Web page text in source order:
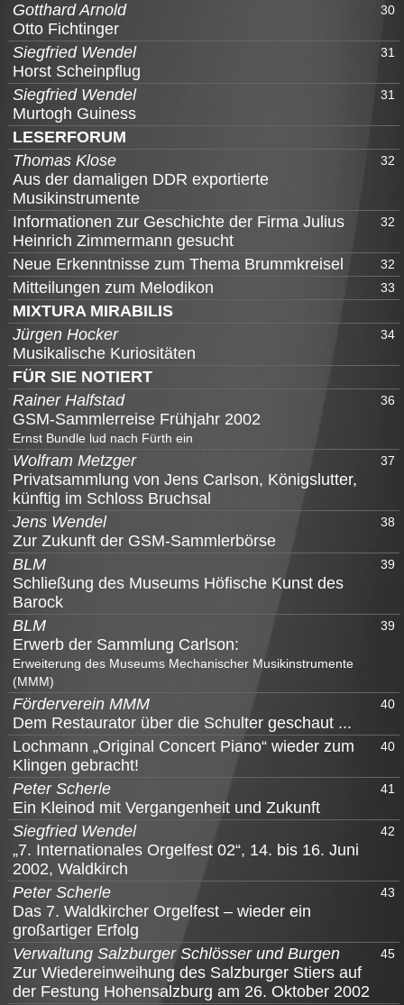
Gotthard Arnold
Otto Fichtinger
30
Siegfried Wendel
Horst Scheinpflug
31
Siegfried Wendel
Murtogh Guiness
31
LESERFORUM
Thomas Klose
Aus der damaligen DDR exportierte
Musikinstrumente
32
Informationen zur Geschichte der Firma Julius
Heinrich Zimmermann gesucht
32
Neue Erkenntnisse zum Thema Brummkreisel 32
Mitteilungen zum Melodikon 33
MIXTURA MIRABILIS
Jürgen Hocker
Musikalische Kuriositäten
34
FÜR SIE NOTIERT
Rainer Halfstad
GSM-Sammlerreise Frühjahr 2002
Ernst Bundle lud nach Fürth ein
36
Wolfram Metzger
Privatsammlung von Jens Carlson, Königslutter,
künftig im Schloss Bruchsal
37
Jens Wendel
Zur Zukunft der GSM-Sammlerbörse
38
BLM
Schließung des Museums Höfische Kunst des
Barock
39
BLM
Erwerb der Sammlung Carlson:
Erweiterung des Museums Mechanischer Musikinstrumente
(MMM)
39
Förderverein MMM
Dem Restaurator über die Schulter geschaut ...
40
Lochmann „Original Concert Piano“ wieder zum
Klingen gebracht!
40
Peter Scherle
Ein Kleinod mit Vergangenheit und Zukunft
41
Siegfried Wendel
„7. Internationales Orgelfest 02“, 14. bis 16. Juni
2002, Waldkirch
42
Peter Scherle
Das 7. Waldkircher Orgelfest – wieder ein
großartiger Erfolg
43
Verwaltung Salzburger Schlösser und Burgen
Zur Wiedereinweihung des Salzburger Stiers auf
der Festung Hohensalzburg am 26. Oktober 2002
45